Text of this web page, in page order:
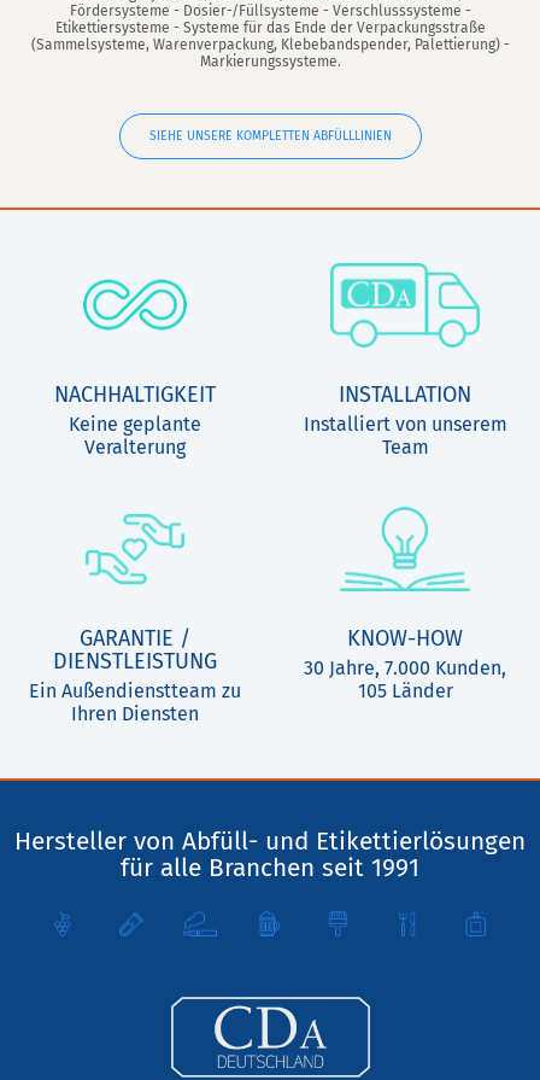
Fördersysteme - Dosier-/Füllsysteme - Verschlusssysteme -
Etikettiersysteme - Systeme für das Ende der Verpackungsstraße
(Sammelsysteme, Warenverpackung, Klebebandspender, Palettierung) -
Markierungssysteme.
SIEHE UNSERE KOMPLETTEN ABFÜLLLINIEN
NACHHALTIGKEIT
Keine geplante
Veralterung
INSTALLATION
Installiert von unserem
Team
GARANTIE /
DIENSTLEISTUNG
Ein Außendienstteam zu
Ihren Diensten
KNOW-HOW
30 Jahre, 7.000 Kunden,
105 Länder
Hersteller von Abfüll- und Etikettierlösungen
für alle Branchen seit 1991